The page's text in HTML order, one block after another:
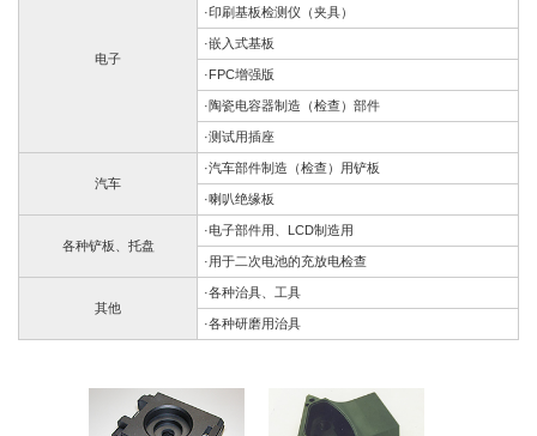
电子
·印刷基板检测仪（夹具）
·嵌入式基板
·FPC增强版
·陶瓷电容器制造（检查）部件
·测试用插座
汽车
·汽车部件制造（检查）用铲板
·喇叭绝缘板
各种铲板、托盘
·电子部件用、LCD制造用
·用于二次电池的充放电检查
其他
·各种治具、工具
·各种研磨用治具